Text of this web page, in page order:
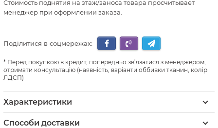
Стоимость поднятия на этаж/заноса товара просчитывает
менеджер при оформлении заказа.
Поділитися в соцмережах:
Перед покупкою в кредит, попередньо зв’язатися з менеджером,
отримати консультацію (наявність, варіанти оббивки тканин, колір
ЛДСП)
Характеристики
Способи доставки